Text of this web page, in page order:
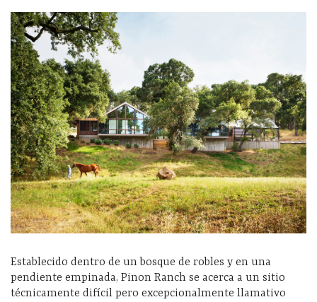
Establecido dentro de un bosque de robles y en una
pendiente empinada, Pinon Ranch se acerca a un sitio
técnicamente difícil pero excepcionalmente llamativo